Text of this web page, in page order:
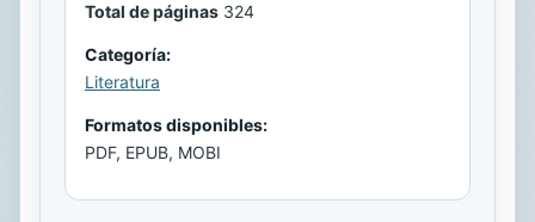
Total de páginas 324
Categoría:
Literatura
Formatos disponibles:
PDF, EPUB, MOBI